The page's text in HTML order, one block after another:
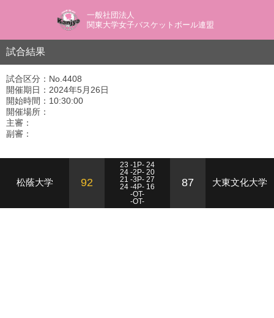
一般社団法人
関東大学女子バスケットボール連盟
試合結果
試合区分：No.4408
開催期日：2024年5月26日
開始時間：10:30:00
開催場所：
主審：
副審：
松蔭大学 92
23 -1P- 24
24 -2P- 20
21 -3P- 27
24 -4P- 16
-OT-
-OT-
87 大東文化大学